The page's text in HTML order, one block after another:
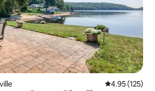
คะแนนเฉลี่ย
4.95 (125)